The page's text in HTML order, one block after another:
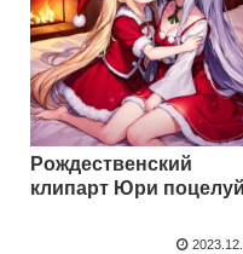
Рождественский
клипарт Юри поцелуй